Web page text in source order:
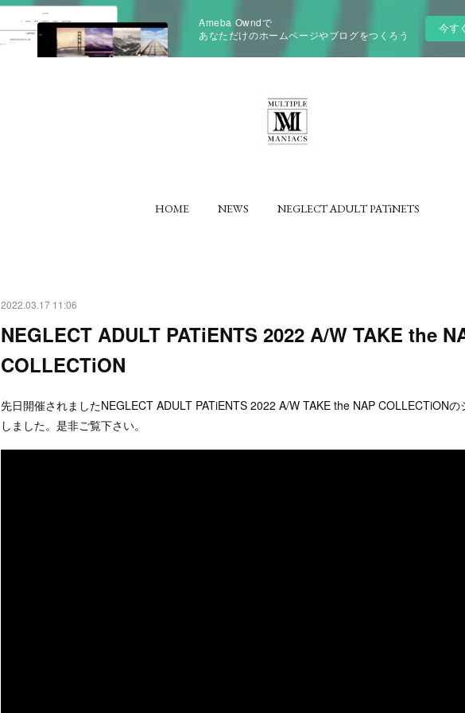
Ameba Owndで
あなただけのホームページやブログをつくろう
今す
HOME NEWS NEGLECT ADULT PATiNETS
2022.03.17 11:06
NEGLECT ADULT PATiENTS 2022 A/W TAKE the
COLLECTiON
先日開催されましたNEGLECT ADULT PATiENTS 2022 A/W TAKE the NAP COLLECTiON
しました。是非ご覧下さい。